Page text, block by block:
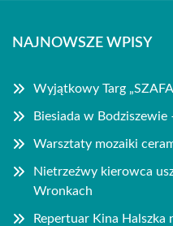
NAJNOWSZE WPISY
Wyjątkowy Targ
Biesiada w Bodziszewie
Warsztaty mozaiki
Nietrzeźwy kierowca
Wronkach
Repertuar Kina Halszka